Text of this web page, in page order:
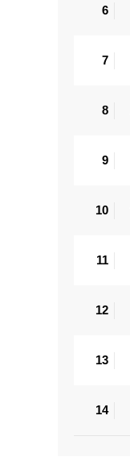
6
7
8
9
10
11
12
13
14